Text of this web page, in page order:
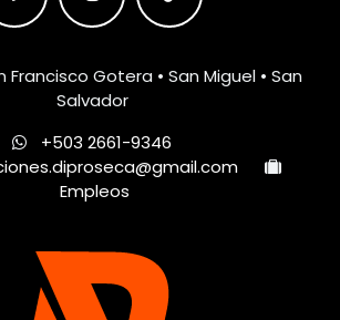
Francisco Gotera • San Miguel • San
Salvador
+503 2661-9346
Empleos